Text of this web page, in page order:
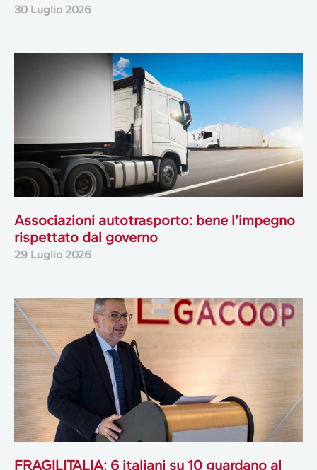
30 Luglio 2026
Associazioni autotrasporto: bene l’impegno
rispettato dal governo
29 Luglio 2026
FRAGILITALIA: 6 italiani su 10 guardano al